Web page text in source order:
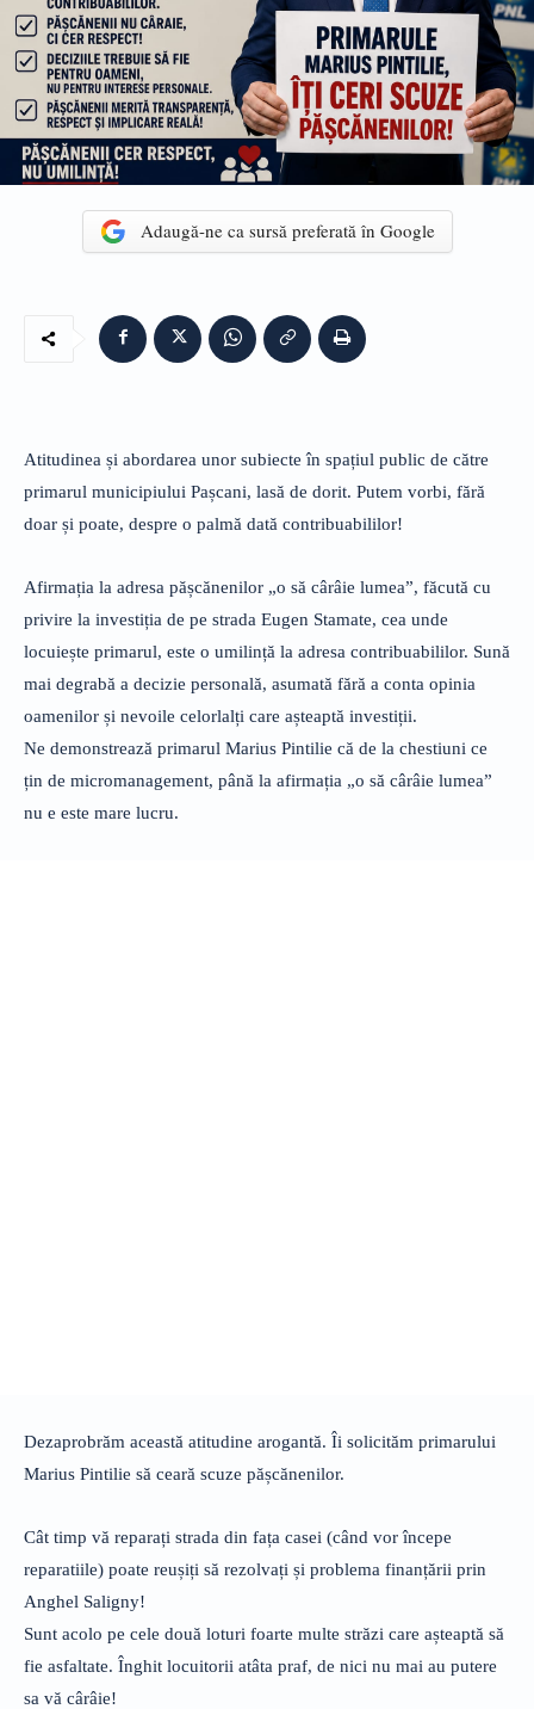
Adaugă-ne ca sursă preferată în Google
Atitudinea și abordarea unor subiecte în spațiul public de către
primarul municipiului Pașcani, lasă de dorit. Putem vorbi, fără
doar și poate, despre o palmă dată contribuabililor!
Afirmația la adresa pășcănenilor „o să cârâie lumea”, făcută cu
privire la investiția de pe strada Eugen Stamate, cea unde
locuiește primarul, este o umilință la adresa contribuabililor. Sună
mai degrabă a decizie personală, asumată fără a conta opinia
oamenilor și nevoile celorlalți care așteaptă investiții.
Ne demonstrează primarul Marius Pintilie că de la chestiuni ce
țin de micromanagement, până la afirmația „o să cârâie lumea”
nu e este mare lucru.
Dezaprobrăm această atitudine arogantă. Îi solicităm primarului
Marius Pintilie să ceară scuze pășcănenilor.
Cât timp vă reparați strada din fața casei (când vor începe
reparatiile) poate reușiți să rezolvați și problema finanțării prin
Anghel Saligny!
Sunt acolo pe cele două loturi foarte multe străzi care așteaptă să
fie asfaltate. Înghit locuitorii atâta praf, de nici nu mai au putere
sa vă cârâie!